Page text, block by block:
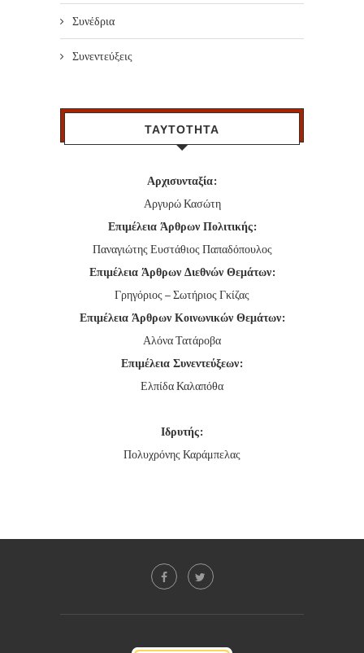
Συνέδρια
Συνεντεύξεις
ΤΑΥΤΟΤΗΤΑ
Αρχισυνταξία:
Αργυρώ Κασώτη
Επιμέλεια Άρθρων Πολιτικής:
Παναγιώτης Ευστάθιος Παπαδόπουλος
Επιμέλεια Άρθρων Διεθνών Θεμάτων:
Γρηγόριος – Σωτήριος Γκίζας
Επιμέλεια Άρθρων Κοινωνικών Θεμάτων:
Αλόνα Τατάροβα
Επιμέλεια Συνεντεύξεων:
Ελπίδα Καλαπόθα
Ιδρυτής:
Πολυχρόνης Καράμπελας